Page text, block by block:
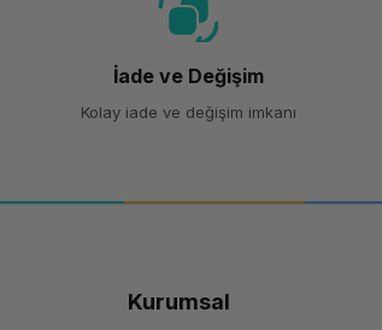
İade ve Değişim
Kolay iade ve değişim imkanı
Kurumsal